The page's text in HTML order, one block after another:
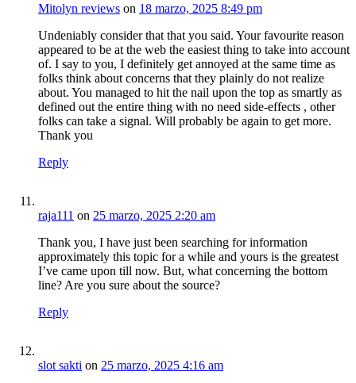
Mitolyn reviews on 18 marzo, 2025 8:49 pm
Undeniably consider that that you said. Your favourite reason
appeared to be at the web the easiest thing to take into account
of. I say to you, I definitely get annoyed at the same time as
folks think about concerns that they plainly do not realize
about. You managed to hit the nail upon the top as smartly as
defined out the entire thing with no need side-effects , other
folks can take a signal. Will probably be again to get more.
Thank you
Reply
raja111 on 25 marzo, 2025 2:20 am
Thank you, I have just been searching for information
approximately this topic for a while and yours is the greatest
I’ve came upon till now. But, what concerning the bottom
line? Are you sure about the source?
Reply
slot sakti on 25 marzo, 2025 4:16 am